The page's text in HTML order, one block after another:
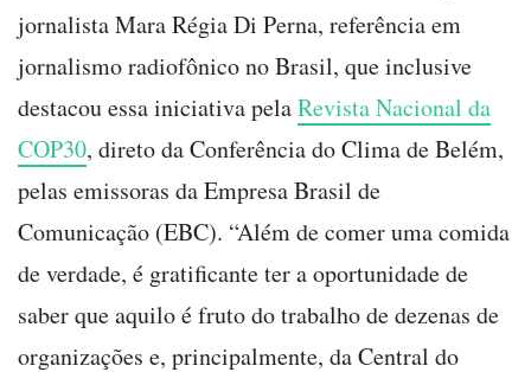
jornalista Mara Régia Di Perna, referência em
jornalismo radiofônico no Brasil, que inclusive
destacou essa iniciativa pelaRevista Nacional da
COP30, direto da Conferência do Clima de Belém,
pelas emissoras da Empresa Brasil de
Comunicação (EBC). “Além de comer uma comida
de verdade, é gratificante ter a oportunidade de
saber que aquilo é fruto do trabalho de dezenas de
organizações e, principalmente, da Central do